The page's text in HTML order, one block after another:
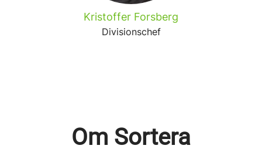
Kristoffer Forsberg
Divisionschef
Om Sortera